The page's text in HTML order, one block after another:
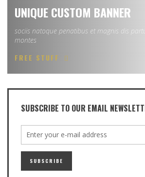
UNIQUE CUSTOM BANNER
sociis natoque penatibus et magnis dis
montes
FREE STUFF
SUBSCRIBE TO OUR EMAIL